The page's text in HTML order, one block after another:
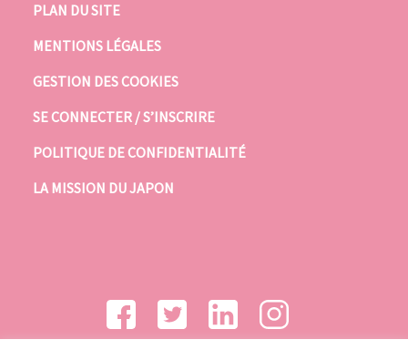
PLAN DU SITE
MENTIONS LÉGALES
GESTION DES COOKIES
SE CONNECTER / S’INSCRIRE
POLITIQUE DE CONFIDENTIALITÉ
LA MISSION DU JAPON